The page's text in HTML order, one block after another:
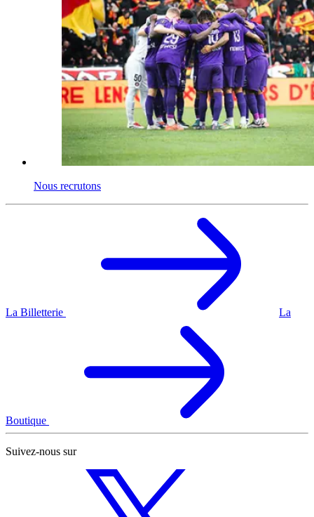
Nous recrutons
La Billetterie La
Boutique
Suivez-nous sur